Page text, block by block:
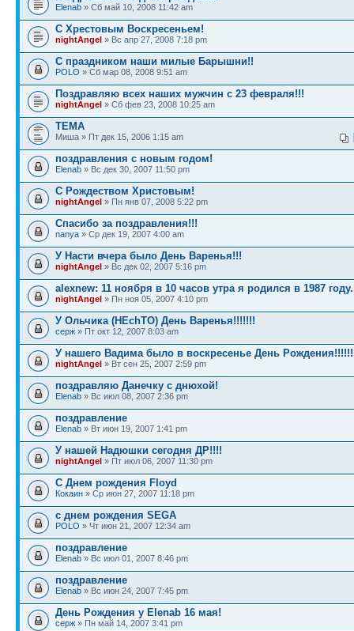
Elenab » Сб май 10, 2008 11:42 am
С Хрестовым Воскресеньем!
nightAngel » Вс апр 27, 2008 7:18 pm
С праздником наши милые Барышни!!
POLO » Сб мар 08, 2008 9:51 am
Поздравляю всех наших мужчин с 23 февраля!!!
nightAngel » Сб фев 23, 2008 10:25 am
ТЕМА
Миша » Пт дек 15, 2006 1:15 am
поздравления с новым годом!
Elenab » Вс дек 30, 2007 11:50 pm
С Рождеством Христовым!
nightAngel » Пн янв 07, 2008 5:22 pm
Спасибо за поздравления!!!
nanya » Ср дек 19, 2007 4:00 am
У Насти вчера было День Варенья!!!
nightAngel » Вс дек 02, 2007 5:16 pm
alexnew: 11 ноября в 10 часов утра я родился в 1987
nightAngel » Пн ноя 05, 2007 4:10 pm
У Ольчика (HEchTO) День Варенья!!!!!!!
серж » Пт окт 12, 2007 8:03 am
У нашего Вадима было в воскресенье День Рождения!!!!!!
nightAngel » Вт сен 25, 2007 2:59 pm
поздравляю Данечку с днюхой!
Elenab » Вс июл 08, 2007 2:36 pm
поздравление
Elenab » Вт июн 19, 2007 1:41 pm
У нашей Надюшки сегодня ДР!!!!
nightAngel » Пт июл 06, 2007 11:30 pm
С Днем рождения Floyd
Кокаин » Ср июн 27, 2007 11:18 pm
с днем рождения SEGA
POLO » Чт июн 21, 2007 12:34 am
поздравление
Elenab » Вс июл 01, 2007 8:46 pm
поздравление
Elenab » Вс июн 24, 2007 7:45 pm
День Рождения у Elenab 16 мая!
серж » Пн май 14, 2007 3:41 pm